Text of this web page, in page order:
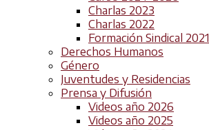
Charlas 2023
Charlas 2022
Formación Sindical 2021
Derechos Humanos
Género
Juventudes y Residencias
Prensa y Difusión
Videos año 2026
Videos año 2025